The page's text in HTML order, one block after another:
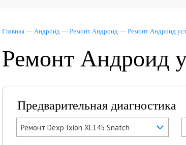
Главная — Андроид — Ремонт Андроид — Ремонт Андроид
Ремонт Андроид
Предварительная диагностика
Ремонт Dexp Ixion XL145 Snatch